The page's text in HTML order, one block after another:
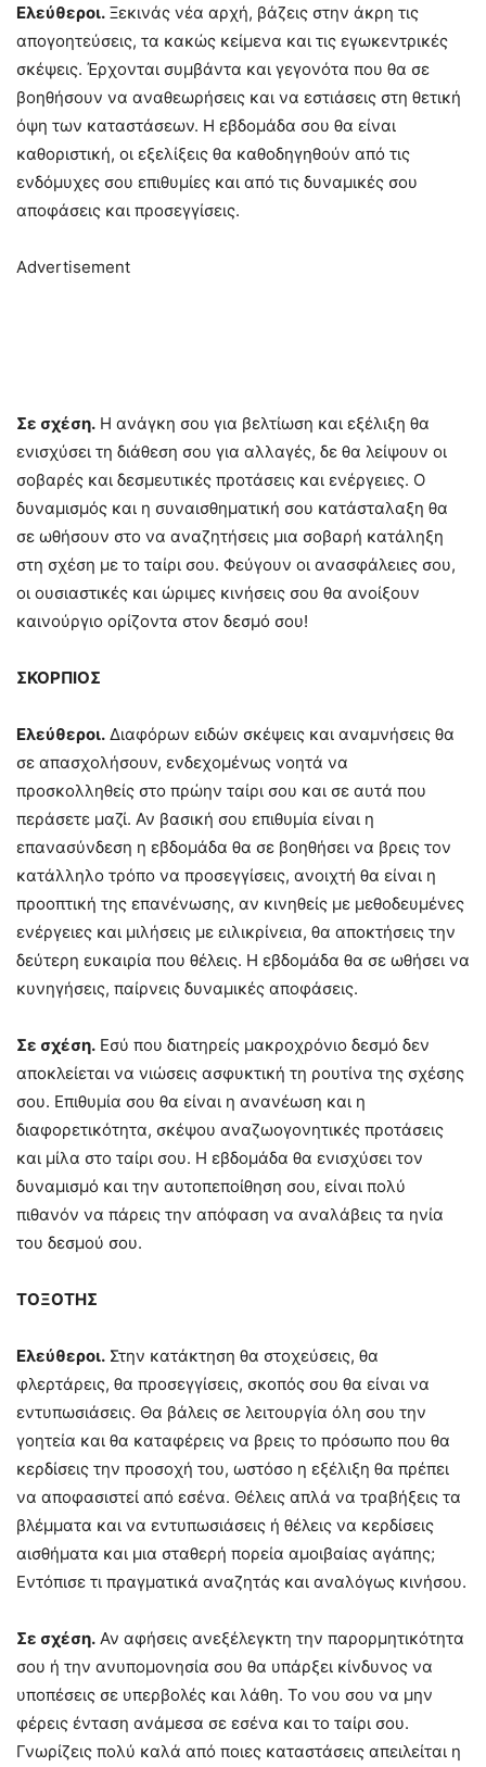
Ελεύθεροι. Ξεκινάς νέα αρχή, βάζεις στην άκρη τις
απογοητεύσεις, τα κακώς κείμενα και τις εγωκεντρικές
σκέψεις. Έρχονται συμβάντα και γεγονότα που θα σε
βοηθήσουν να αναθεωρήσεις και να εστιάσεις στη θετική
όψη των καταστάσεων. Η εβδομάδα σου θα είναι
καθοριστική, οι εξελίξεις θα καθοδηγηθούν από τις
ενδόμυχες σου επιθυμίες και από τις δυναμικές σου
αποφάσεις και προσεγγίσεις.
Advertisement
Σε σχέση. Η ανάγκη σου για βελτίωση και εξέλιξη θα
ενισχύσει τη διάθεση σου για αλλαγές, δε θα λείψουν οι
σοβαρές και δεσμευτικές προτάσεις και ενέργειες. Ο
δυναμισμός και η συναισθηματική σου κατάσταλαξη θα
σε ωθήσουν στο να αναζητήσεις μια σοβαρή κατάληξη
στη σχέση με το ταίρι σου. Φεύγουν οι ανασφάλειες σου,
οι ουσιαστικές και ώριμες κινήσεις σου θα ανοίξουν
καινούργιο ορίζοντα στον δεσμό σου!
ΣΚΟΡΠΙΟΣ
Ελεύθεροι. Διαφόρων ειδών σκέψεις και αναμνήσεις θα
σε απασχολήσουν, ενδεχομένως νοητά να
προσκολληθείς στο πρώην ταίρι σου και σε αυτά που
περάσετε μαζί. Αν βασική σου επιθυμία είναι η
επανασύνδεση η εβδομάδα θα σε βοηθήσει να βρεις τον
κατάλληλο τρόπο να προσεγγίσεις, ανοιχτή θα είναι η
προοπτική της επανένωσης, αν κινηθείς με μεθοδευμένες
ενέργειες και μιλήσεις με ειλικρίνεια, θα αποκτήσεις την
δεύτερη ευκαιρία που θέλεις. Η εβδομάδα θα σε ωθήσει να
κυνηγήσεις, παίρνεις δυναμικές αποφάσεις.
Σε σχέση. Εσύ που διατηρείς μακροχρόνιο δεσμό δεν
αποκλείεται να νιώσεις ασφυκτική τη ρουτίνα της σχέσης
σου. Επιθυμία σου θα είναι η ανανέωση και η
διαφορετικότητα, σκέψου αναζωογονητικές προτάσεις
και μίλα στο ταίρι σου. Η εβδομάδα θα ενισχύσει τον
δυναμισμό και την αυτοπεποίθηση σου, είναι πολύ
πιθανόν να πάρεις την απόφαση να αναλάβεις τα ηνία
του δεσμού σου.
ΤΟΞΟΤΗΣ
Ελεύθεροι. Στην κατάκτηση θα στοχεύσεις, θα
φλερτάρεις, θα προσεγγίσεις, σκοπός σου θα είναι να
εντυπωσιάσεις. Θα βάλεις σε λειτουργία όλη σου την
γοητεία και θα καταφέρεις να βρεις το πρόσωπο που θα
κερδίσεις την προσοχή του, ωστόσο η εξέλιξη θα πρέπει
να αποφασιστεί από εσένα. Θέλεις απλά να τραβήξεις τα
βλέμματα και να εντυπωσιάσεις ή θέλεις να κερδίσεις
αισθήματα και μια σταθερή πορεία αμοιβαίας αγάπης;
Εντόπισε τι πραγματικά αναζητάς και αναλόγως κινήσου.
Σε σχέση. Αν αφήσεις ανεξέλεγκτη την παρορμητικότητα
σου ή την ανυπομονησία σου θα υπάρξει κίνδυνος να
υποπέσεις σε υπερβολές και λάθη. Το νου σου να μην
φέρεις ένταση ανάμεσα σε εσένα και το ταίρι σου.
Γνωρίζεις πολύ καλά από ποιες καταστάσεις απειλείται η